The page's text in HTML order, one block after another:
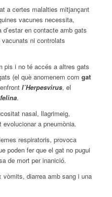
a certes malalties mitjançant
vacunes necessita,
en contacte amb gats
vacunats ni controlats
pis i no té accés a altres gats
(el què anomenem com gat
l’Herpesvirus, el
.
nasal, llagrimeig,
a pneumònia.
respiratoris, provoca
poden fer que el gat no pugui
de mort per inanició.
vòmits, diarrea amb sang i una